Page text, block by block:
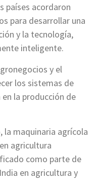
países acordaron
para desarrollar una
y la tecnología,
inteligente.
y el
los sistemas de
la producción de
la maquinaria agrícola
agricultura
como parte de
en agricultura y